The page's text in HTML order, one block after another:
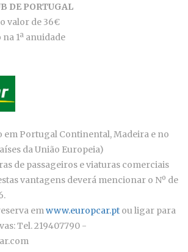
DE PORTUGAL
valor de 36€
na 1ª anuidade
em Portugal Continental, Madeira e no
da União Europeia)
de passageiros e viaturas comerciais
vantagens deverá mencionar o Nº de
emwww.europcar.pt ou ligar para
Tel. 219407790 -